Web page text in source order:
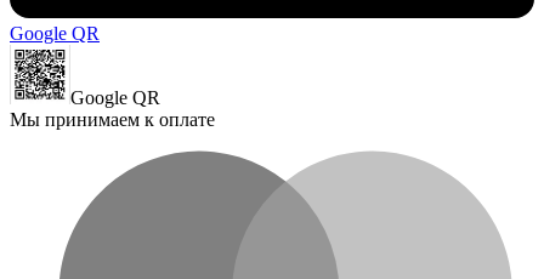
Google QR
Google QR
Мы принимаем к оплате